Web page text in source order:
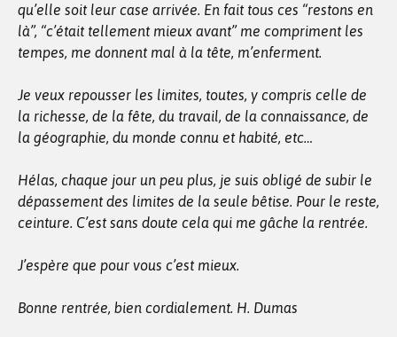
qu’elle soit leur case arrivée. En fait tous ces “restons en
là”, “c’était tellement mieux avant” me compriment les
tempes, me donnent mal à la tête, m’enferment.
Je veux repousser les limites, toutes, y compris celle de
la richesse, de la fête, du travail, de la connaissance, de
la géographie, du monde connu et habité, etc…
Hélas, chaque jour un peu plus, je suis obligé de subir le
dépassement des limites de la seule bêtise. Pour le reste,
ceinture. C’est sans doute cela qui me gâche la rentrée.
J’espère que pour vous c’est mieux.
Bonne rentrée, bien cordialement. H. Dumas